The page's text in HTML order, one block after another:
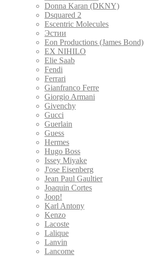
Donna Karan (DKNY)
Dsquared 2
Escentric Molecules
Эстии
Eon Productions (James Bond)
EX NIHILO
Elie Saab
Fendi
Ferrari
Gianfranco Ferre
Giorgio Armani
Givenchy
Gucci
Guerlain
Guess
Hermes
Hugo Boss
Issey Miyake
J'ose Eisenberg
Jean Paul Gaultier
Joaquin Cortes
Joop!
Karl Antony
Kenzo
Lacoste
Lalique
Lanvin
Lancome